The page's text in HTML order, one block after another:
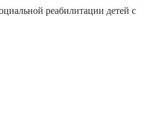
реабилитации детей с